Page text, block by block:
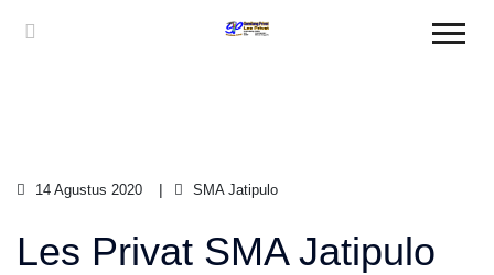
14 Agustus 2020 SMA Jatipulo
Les Privat SMA Jatipulo